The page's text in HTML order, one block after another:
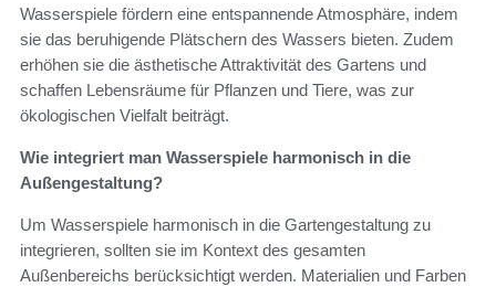
Wasserspiele fördern eine entspannende Atmosphäre, indem
sie das beruhigende Plätschern des Wassers bieten. Zudem
erhöhen sie die ästhetische Attraktivität des Gartens und
schaffen Lebensräume für Pflanzen und Tiere, was zur
ökologischen Vielfalt beiträgt.
Wie integriert man Wasserspiele harmonisch in die
Außengestaltung?
Um Wasserspiele harmonisch in die Gartengestaltung zu
integrieren, sollten sie im Kontext des gesamten
Außenbereichs berücksichtigt werden. Materialien und Farben